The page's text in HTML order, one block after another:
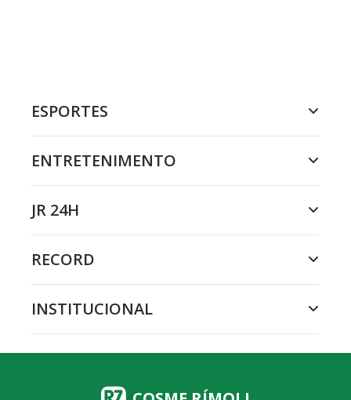
ESPORTES
ENTRETENIMENTO
JR 24H
RECORD
INSTITUCIONAL